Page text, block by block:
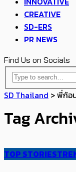
CREATIVE
SD-ERS
PR NEWS
Find Us on Socials
SD Thailand >พี่ก้อ
Tag
TOP STORIES